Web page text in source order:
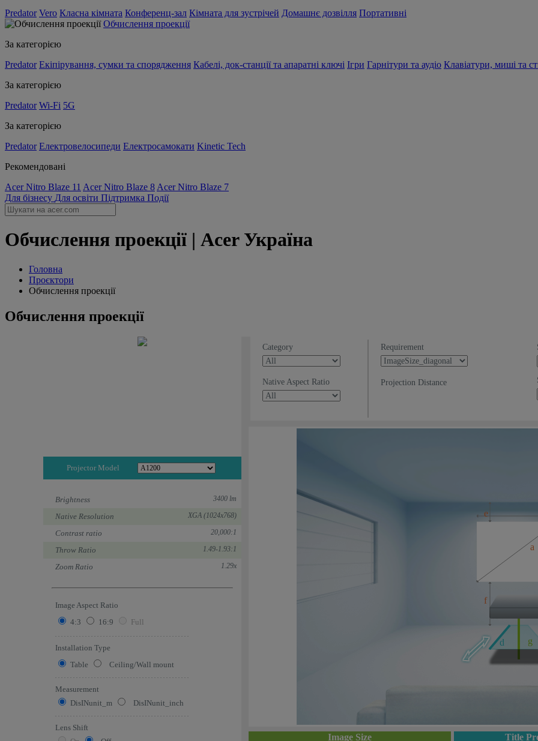
Predator Vero Класна кімната Конференц-зал Кімната для зустрічей Домашнє дозвілля Портативні
Обчислення проекції
За категорією
Predator Екіпірування, сумки та спорядження Кабелі, док-станції та апаратні ключі Ігри Гарнітури та аудіо Клавіатури, миші та
За категорією
Predator Wi-Fi 5G
За категорією
Predator Електровелосипеди Електросамокати Kinetic Tech
Рекомендовані
Acer Nitro Blaze 11 Acer Nitro Blaze 8 Acer Nitro Blaze 7
Для бізнесу Для освіти Підтримка Події
Обчислення проекції | Acer Україна
Головна
Проєктори
Обчислення проекції
Обчислення проекції